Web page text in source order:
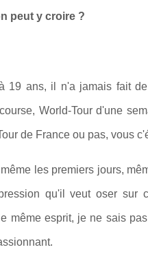
peut y croire ?
19 ans, il n'a jamais fait
World-Tour d'une
de France ou pas, vous
les premiers jours,
qu'il veut oser sur
même esprit, je ne sais